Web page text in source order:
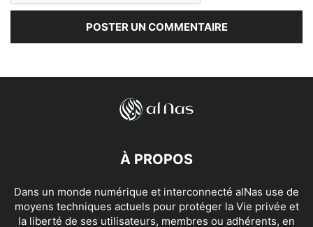
À PROPOS
Dans un monde numérique et interconnecté alNas use de
moyens techniques actuels pour protéger la Vie privée et
la liberté de ses utilisateurs, membres ou adhérents, en